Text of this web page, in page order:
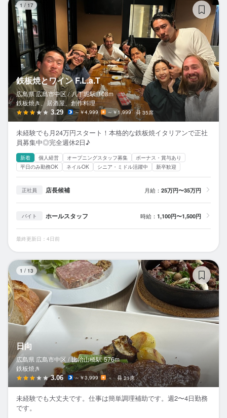
1 / 17
鉄板焼とワイン F.L.a.T
広島県 広島市中区 / 八丁堀駅 108m
鉄板焼き、居酒屋、創作料理
3.29 ～￥4,999 ～￥1,999 35席
未経験でも月24万円スタート！本格的な鉄板焼イタリアンで正社
員募集中◎完全週休2日♪
新着 個人経営 オープニングスタッフ募集
ボーナス・賞与あり
平日のみ勤務OK
ネイルOK シニア・ミドル活躍中 新卒歓迎
正社員 店長候補 月給： 25万円〜35万円
バイト ホールスタッフ 時給： 1,100円〜1,500円
最終更新日：4日前
1 / 13
日向
広島県 広島市中区 / 比治山橋駅 576m
鉄板焼き
3.06 ～￥3,999 － 21席
未経験でも大丈夫です。仕事は簡単調理補助です。週2〜4日勤務
です。